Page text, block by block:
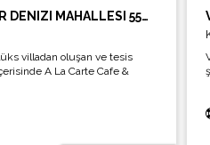
VILLA ADA SUPERIOR (KADINLAR DENIZI MAHALLESI 550 SOKAK KUSADASI AYDIN)
villadan oluşan ve tesis
A La Carte Cafe &
sahiptir.